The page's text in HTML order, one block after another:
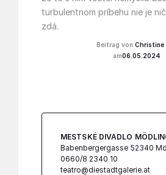
turbulentnom príbehu nie je
zdá.
Christine
06.05.2024
MESTSKÉ DIVADLO
Babenbergergasse 52340
0660/8 2340 10
teatro@diestadtgalerie.at